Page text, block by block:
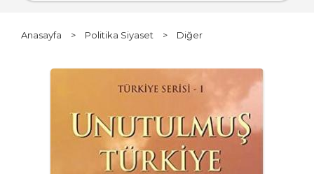
Anasayfa > Politika Siyaset > Diğer